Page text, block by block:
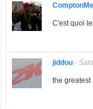
C'est quoi
jiddou-
the greatest